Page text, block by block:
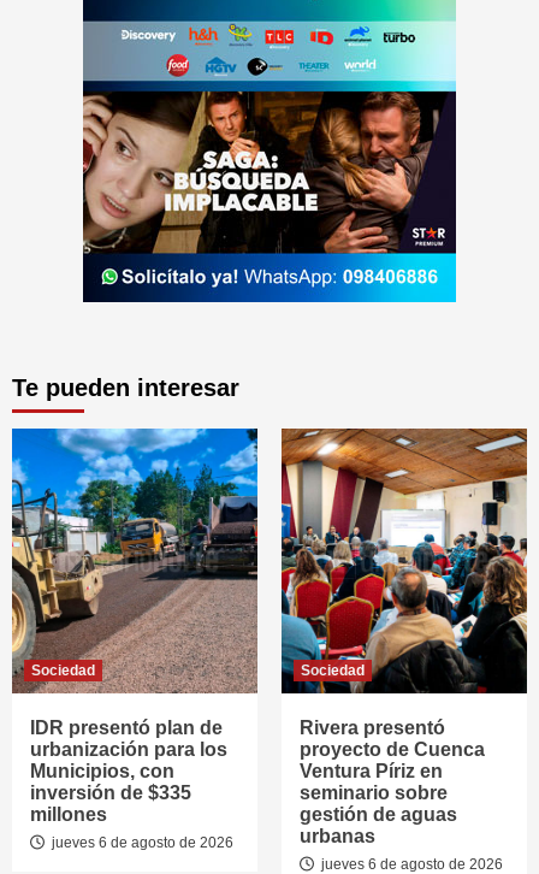
Te pueden interesar
Sociedad
IDR presentó plan de
urbanización para los
Municipios, con
inversión de $335
millones
jueves 6 de agosto de 2026
Sociedad
Rivera presentó
proyecto de Cuenca
Ventura Píriz en
seminario sobre
gestión de aguas
urbanas
jueves 6 de agosto de 2026